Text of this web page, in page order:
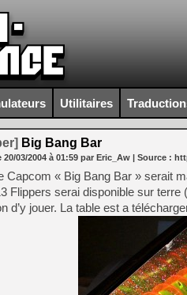
Utilitaires
Big Bang Bar
20/03/2004 à 01:59 par Eric_Aw | Source :
Capcom « Big Bang Bar » serait
Flippers serai disponible sur terre
d’y jouer. La table est a